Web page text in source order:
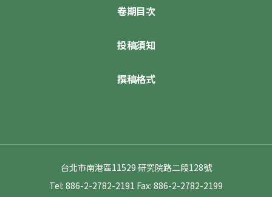
卷期目次
投稿須知
撰稿格式
台北市南港區11529 研究院路二段128號
Tel: 886-2-2782-2191 Fax: 886-2-2782-2199